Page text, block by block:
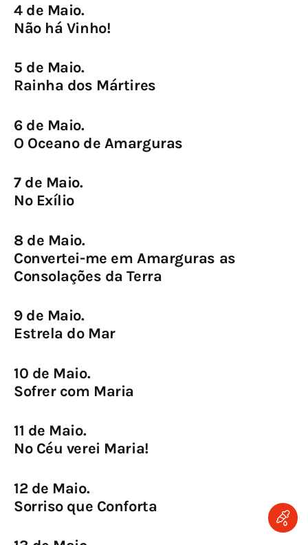
4 de Maio.
Não há Vinho!
5 de Maio.
Rainha dos Mártires
6 de Maio.
O Oceano de Amarguras
7 de Maio.
No Exílio
8 de Maio.
Convertei-me em Amarguras as
Consolações da Terra
9 de Maio.
Estrela do Mar
10 de Maio.
Sofrer com Maria
11 de Maio.
No Céu verei Maria!
12 de Maio.
Sorriso que Conforta